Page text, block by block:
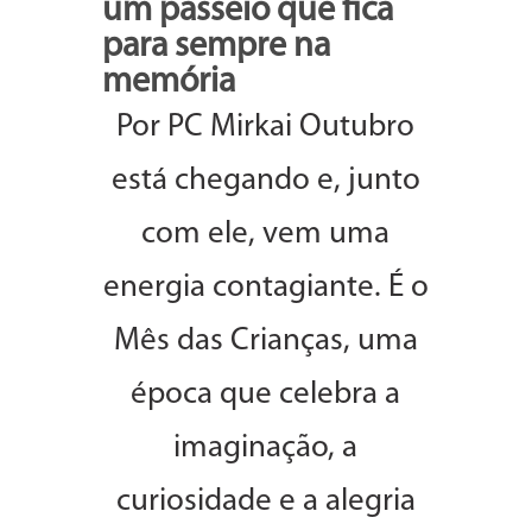
um passeio que fica
para sempre na
memória
Por PC Mirkai Outubro
está chegando e, junto
com ele, vem uma
energia contagiante. É o
Mês das Crianças, uma
época que celebra a
imaginação, a
curiosidade e a alegria